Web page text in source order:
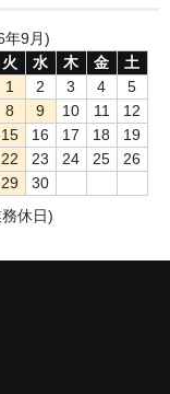
ｸﾞ協同組合）
年9月)
火 水 木 金
土
1
2 3 4
5
8 9 10 11
12
15 16 17 18
19
22 23 24 25
26
29
30
休日)